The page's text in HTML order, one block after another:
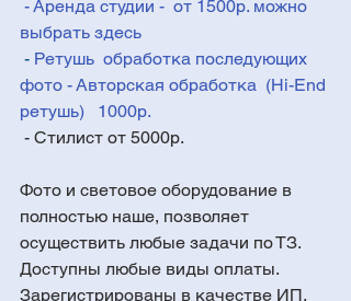
- Аренда студии -  от 1500р. можно
выбрать здесь
- Ретушь  обработка последующих
фото - Авторская обработка  (Hi-End
ретушь)   1000р.
- Стилист от 5000р.
Фото и световое оборудование в
полностью наше, позволяет
осуществить любые задачи по ТЗ.
Доступны любые виды оплаты.
Зарегистрированы в качестве ИП.